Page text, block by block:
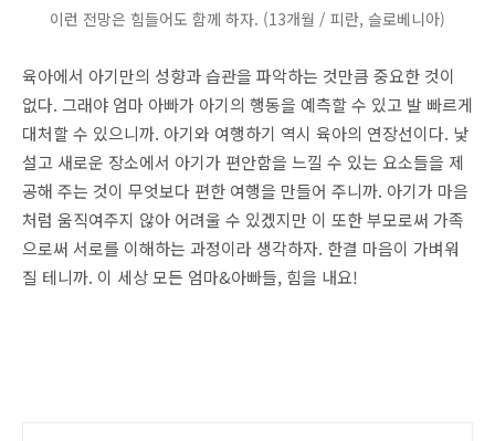
이런 전망은 힘들어도 함께 하자. (13개월 / 피란, 슬로베니아)
육아에서 아기만의 성향과 습관을 파악하는 것만큼 중요한 것이
없다. 그래야 엄마 아빠가 아기의 행동을 예측할 수 있고 발 빠르게
대처할 수 있으니까. 아기와 여행하기 역시 육아의 연장선이다. 낯
설고 새로운 장소에서 아기가 편안함을 느낄 수 있는 요소들을 제
공해 주는 것이 무엇보다 편한 여행을 만들어 주니까. 아기가 마음
처럼 움직여주지 않아 어려울 수 있겠지만 이 또한 부모로써 가족
으로써 서로를 이해하는 과정이라 생각하자. 한결 마음이 가벼워
질 테니까. 이 세상 모든 엄마&아빠들, 힘을 내요!